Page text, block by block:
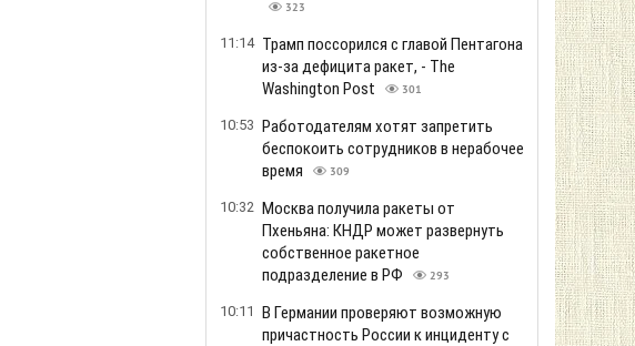
323
11:14 Трамп поссорился с главой Пентагона
из-за дефицита ракет, - The
Washington Post
301
10:53 Работодателям хотят запретить
беспокоить сотрудников в нерабочее
время
309
10:32 Москва получила ракеты от
Пхеньяна: КНДР может развернуть
собственное ракетное
подразделение в РФ
293
10:11 В Германии проверяют возможную
причастность России к инциденту с